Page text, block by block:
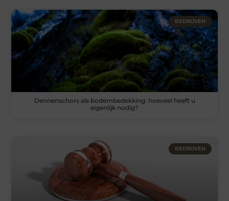
BEDRIJVEN
Dennenschors als bodembedekking: hoeveel heeft u
eigenlijk nodig?
BEDRIJVEN